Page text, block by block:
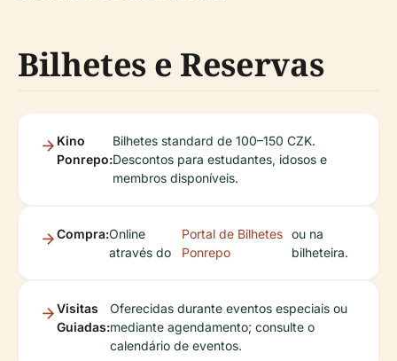
Bilhetes e Reservas
Kino
Ponrepo:
Bilhetes standard de 100–150 CZK.
Descontos para estudantes, idosos e
membros disponíveis.
Compra:Online
através do
Portal de Bilhetes
Ponrepo
ou na
bilheteira.
Visitas
Guiadas:
Oferecidas durante eventos especiais ou
mediante agendamento; consulte o
calendário de eventos.